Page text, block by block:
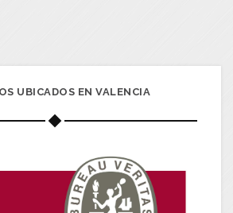
UBICADOS EN VALENCIA